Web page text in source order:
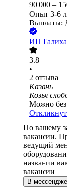
90 000 –
Опыт 3-6
Выплаты:
ИП
3.8
•
2 отзыва
Казань
Козья
Можно без
По вашему
вакансии.
ведущий
названии
вакансии
В